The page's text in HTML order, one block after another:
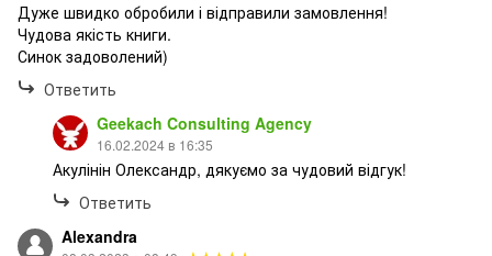
Дуже швидко обробили і відправили замовлення!
Чудова якість книги.
Синок задоволений)
Ответить
Geekach Consulting Agency
16.02.2024 в 16:35
Акулінін Олександр, дякуємо за чудовий відгук!
Ответить
Alexandra